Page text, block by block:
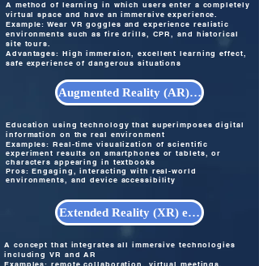
A method of learning in which users enter a completely
virtual space and have an immersive experience.
Example: Wear VR goggles and experience realistic
environments such as fire drills, CPR, and historical
site tours.
Advantages: High immersion, excellent learning effect,
safe experience of dangerous situations
Augmented Reality (AR) experiential
Education using technology that superimposes digital
information on the real environment
Examples: Real-time visualization of scientific
experiment results on smartphones or tablets, or
characters appearing in textbooks
Pros: Engaging, interacting with real-world
environments, and device accessibility
Extended Reality (XR) experiential
A concept that integrates all immersive technologies
including VR and AR
Examples: remote collaboration, virtual meetings,